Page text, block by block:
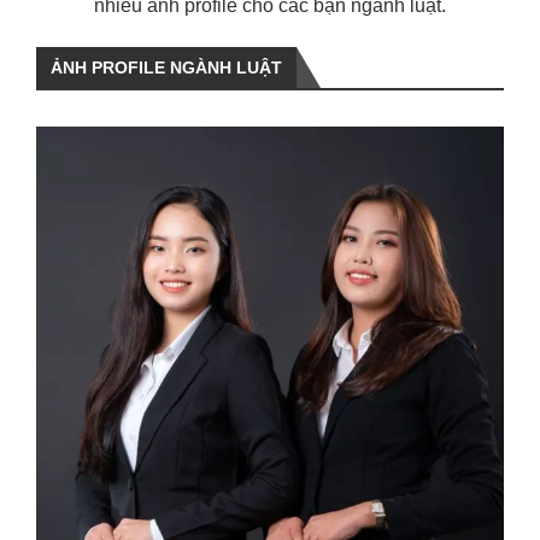
nhiều ảnh profile cho các bạn ngành luật.
ẢNH PROFILE NGÀNH LUẬT